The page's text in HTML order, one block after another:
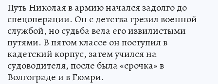
Путь Николая в армию начался задолго до
спецоперации. Он с детства грезил военной
службой, но судьба вела его извилистыми
путями. В пятом классе он поступил в
кадетский корпус, затем учился на
судоводителя, после была «срочка» в
Волгограде и в Гюмри.